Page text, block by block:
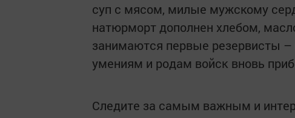
суп с мясом, милые мужскому
натюрморт дополнен хлебом,
занимаются первые резервисты
умениям и родам войск вновь
Следите за самым важным и